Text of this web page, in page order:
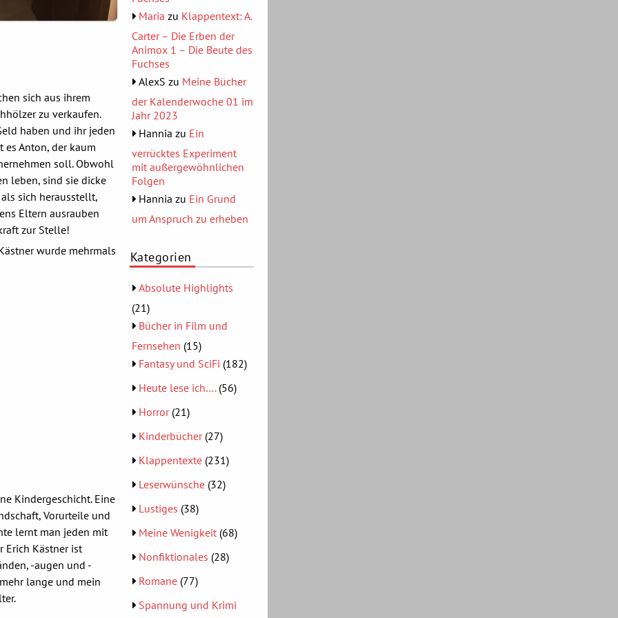
sich aus ihrem
zu verkaufen.
haben und ihr jeden
es Anton, der kaum
soll. Obwohl
leben, sind sie dicke
sich herausstellt,
Eltern ausrauben
zur Stelle!
wurde mehrmals
Kindergeschicht. Eine
Vorurteile und
lernt man jeden mit
Erich Kästner ist
-augen und -
lange und mein
Maria zu Klappentext: A.
Carter – Die Erben der
Animox 1 – Die Beute des
Fuchses
AlexS zu Meine Bücher
der Kalenderwoche 01 im
Jahr 2023
Hannia zu Ein
verrücktes Experiment
mit außergewöhnlichen
Folgen
Hannia zu Ein Grund
um Anspruch zu erheben
Kategorien
Absolute Highlights
(21)
Bücher in Film und
Fernsehen (15)
Fantasy und SciFi (182)
Heute lese ich….(56)
Horror(21)
Kinderbücher(27)
Klappentexte(231)
Leserwünsche(32)
Lustiges (38)
Meine Wenigkeit(68)
Nonfiktionales (28)
Romane(77)
Spannung und Krimi